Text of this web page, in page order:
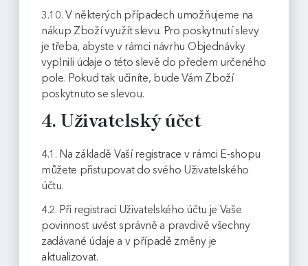
3.10. V některých případech umožňujeme na
nákup Zboží využít slevu. Pro poskytnutí slevy
je třeba, abyste v rámci návrhu Objednávky
vyplnili údaje o této slevě do předem určeného
pole. Pokud tak učiníte, bude Vám Zboží
poskytnuto se slevou.
4. Uživatelský účet
4.1. Na základě Vaší registrace v rámci E-shopu
můžete přistupovat do svého Uživatelského
účtu.
4.2. Při registraci Uživatelského účtu je Vaše
povinnost uvést správně a pravdivě všechny
zadávané údaje a v případě změny je
aktualizovat.